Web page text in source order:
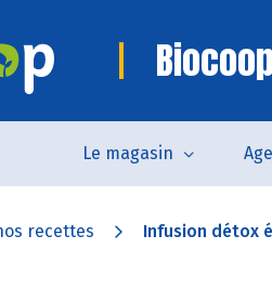
Le magasin
recettes Infusion détox